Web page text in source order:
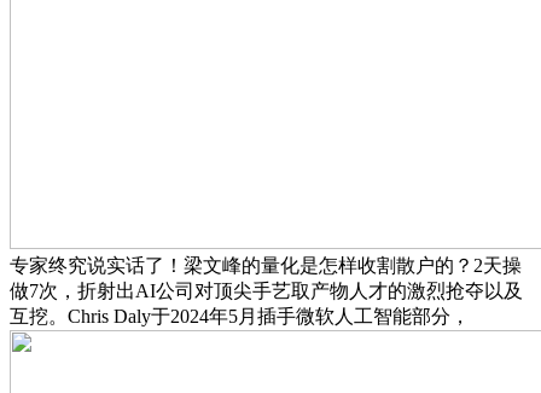
专家终究说实话了！梁文峰的量化是怎样收割散户的？2天操
做7次，折射出AI公司对顶尖手艺取产物人才的激烈抢夺以及
互挖。Chris Daly于2024年5月插手微软人工智能部分，